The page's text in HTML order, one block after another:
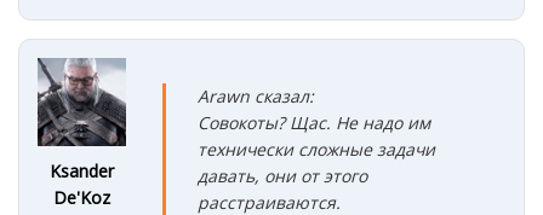
Ksander
De'Koz
Arawn сказал:
Совокоты? Щас. Не надо им
технически сложные задачи
давать, они от этого
расстраиваются.